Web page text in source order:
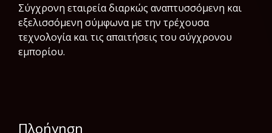
Σύγχρονη εταιρεία διαρκώς αναπτυσσόμενη και
εξελισσόμενη σύμφωνα µε την τρέχουσα
τεχνολογία και τις απαιτήσεις του σύγχρονου
εμπορίου.
Πλοήγηση